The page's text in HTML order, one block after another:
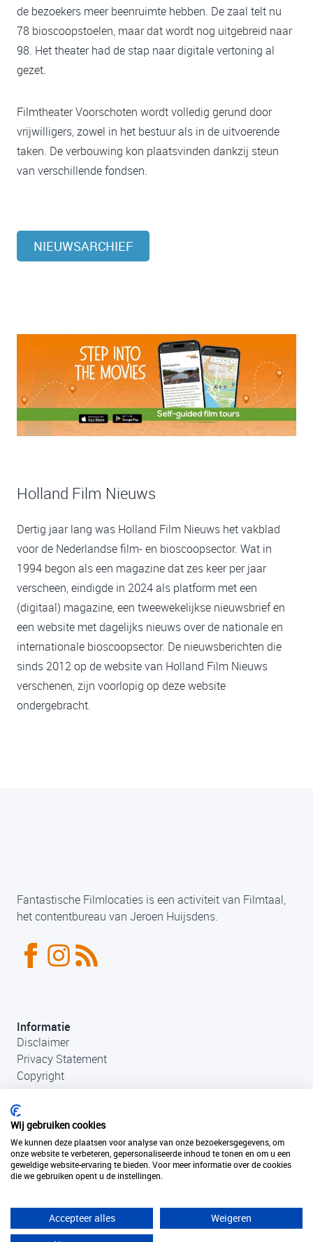
de bezoekers meer beenruimte hebben. De zaal telt nu
78 bioscoopstoelen, maar dat wordt nog uitgebreid naar
98. Het theater had de stap naar digitale vertoning al
gezet.
Filmtheater Voorschoten wordt volledig gerund door
vrijwilligers, zowel in het bestuur als in de uitvoerende
taken. De verbouwing kon plaatsvinden dankzij steun
van verschillende fondsen.
NIEUWSARCHIEF
Holland Film Nieuws
Dertig jaar lang was Holland Film Nieuws het vakblad
voor de Nederlandse film- en bioscoopsector. Wat in
1994 begon als een magazine dat zes keer per jaar
verscheen, eindigde in 2024 als platform met een
(digitaal) magazine, een tweewekelijkse nieuwsbrief en
een website met dagelijks nieuws over de nationale en
internationale bioscoopsector. De nieuwsberichten die
sinds 2012 op de website van Holland Film Nieuws
verschenen, zijn voorlopig op deze website
ondergebracht.
Fantastische Filmlocaties is een activiteit van Filmtaal,
het contentbureau van Jeroen Huijsdens.
Informatie
Disclaimer
Privacy Statement
Copyright
Contact
info@fantastischefilmlocaties.nl
KvK Filmtaal 34120749
Wij gebruiken cookies
We kunnen deze plaatsen voor analyse van onze bezoekersgegevens, om
onze website te verbeteren, gepersonaliseerde inhoud te tonen en om u een
geweldige website-ervaring te bieden. Voor meer informatie over de cookies
die we gebruiken opent u de instellingen.
Accepteer alles
Weigeren